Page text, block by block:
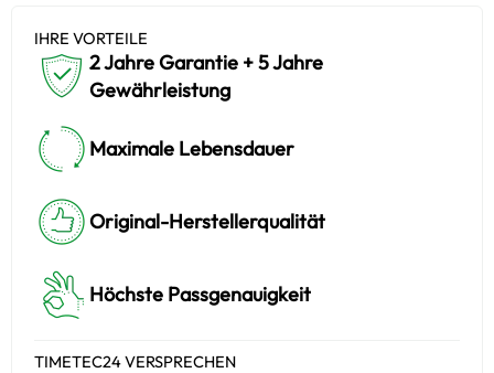
IHRE VORTEILE
2 Jahre Garantie + 5 Jahre
Gewährleistung
Maximale Lebensdauer
Original-Herstellerqualität
Höchste Passgenauigkeit
TIMETEC24 VERSPRECHEN